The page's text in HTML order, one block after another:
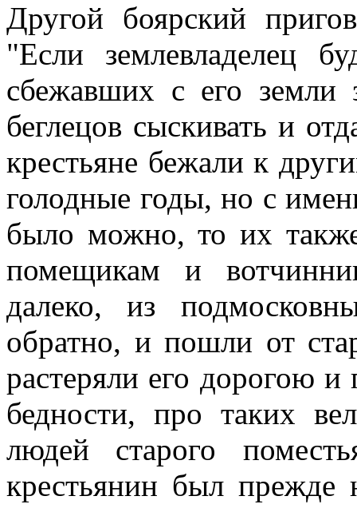
Другой боярский
"Если землевладелец
сбежавших с его земли
беглецов сыскивать и
крестьяне бежали к
голодные годы, но с
было можно, то их
помещикам и
далеко, из
обратно, и пошли от
растеряли его дорогою
бедности, про таких
людей старого
крестьянин был